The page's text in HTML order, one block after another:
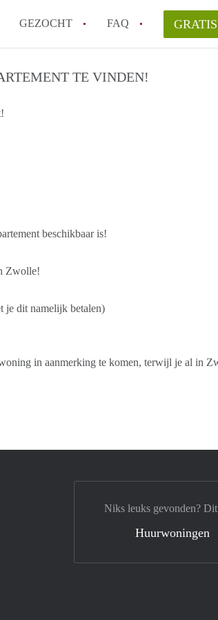
GEZOCHT FAQ
is AppartementZwolle?
TE VINDEN!
beschikbaar is!
Zwolle!
je dit namelijk betalen)
in aanmerking te komen, terwijl je al in
Niks leuks gevonden?
Huurwoningen